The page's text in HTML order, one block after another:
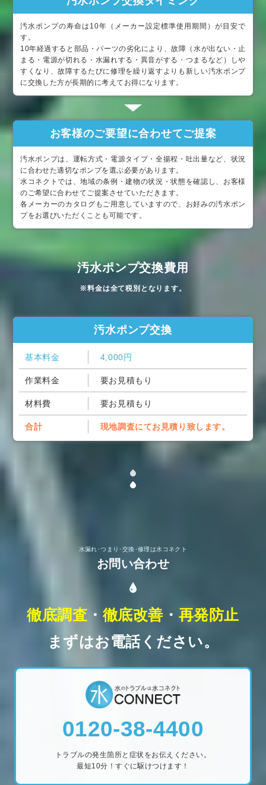
汚水ポンプの寿命は10年（メーカー設定標準使用期間）が目安で
す。
10年経過すると部品・パーツの劣化により、故障（水が出ない・止
まる・電源が切れる・水漏れする・異音がする・つまるなど）しや
すくなり、故障するたびに修理を繰り返すよりも新しい汚水ポンプ
に交換した方が長期的に考えてお得になります。
お客様のご要望に合わせてご提案
汚水ポンプは、運転方式・電源タイプ・全揚程・吐出量など、状況
に合わせた適切なポンプを選ぶ必要があります。
水コネクトでは、地域の条例・建物の状況・状態を確認し、お客様
のご希望に合わせてご提案させていただきます。
各メーカーのカタログもご用意していますので、お好みの汚水ポン
プをお選びいただくことも可能です。
汚水ポンプ交換費用
※料金は全て税別となります。
汚水ポンプ交換
基本料金 4,000円
作業料金 要お見積もり
材料費 要お見積もり
合計 現地調査にてお見積り致します。
水漏れ･つまり･交換･修理は水コネクト
お問い合わせ
徹底調査 ・ 徹底改善 ・ 再発防止
まずはお電話ください。
0120-38-4400
トラブルの発生箇所と症状をお伝えください。
最短10分！すぐに駆けつけます！